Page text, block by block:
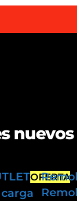
nuevos
OFERTA